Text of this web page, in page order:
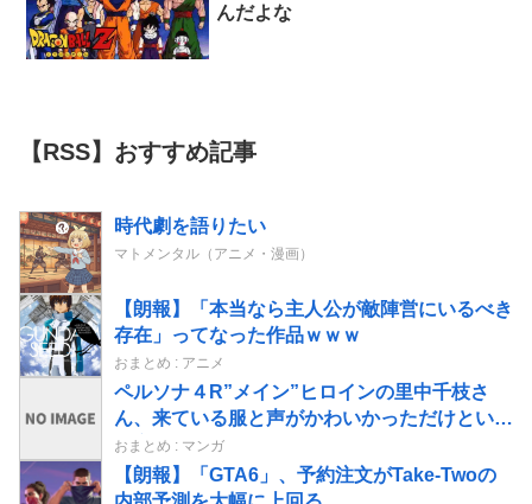
んだよな
【RSS】おすすめ記事
時代劇を語りたい
マトメンタル（アニメ・漫画）
【朗報】「本当なら主人公が敵陣営にいるべき
存在」ってなった作品ｗｗｗ
おまとめ : アニメ
ペルソナ４R”メイン”ヒロインの里中千枝さ
ん、来ている服と声がかわいかっただけという
事実が判明www
おまとめ : マンガ
【朗報】「GTA6」、予約注文がTake-Twoの